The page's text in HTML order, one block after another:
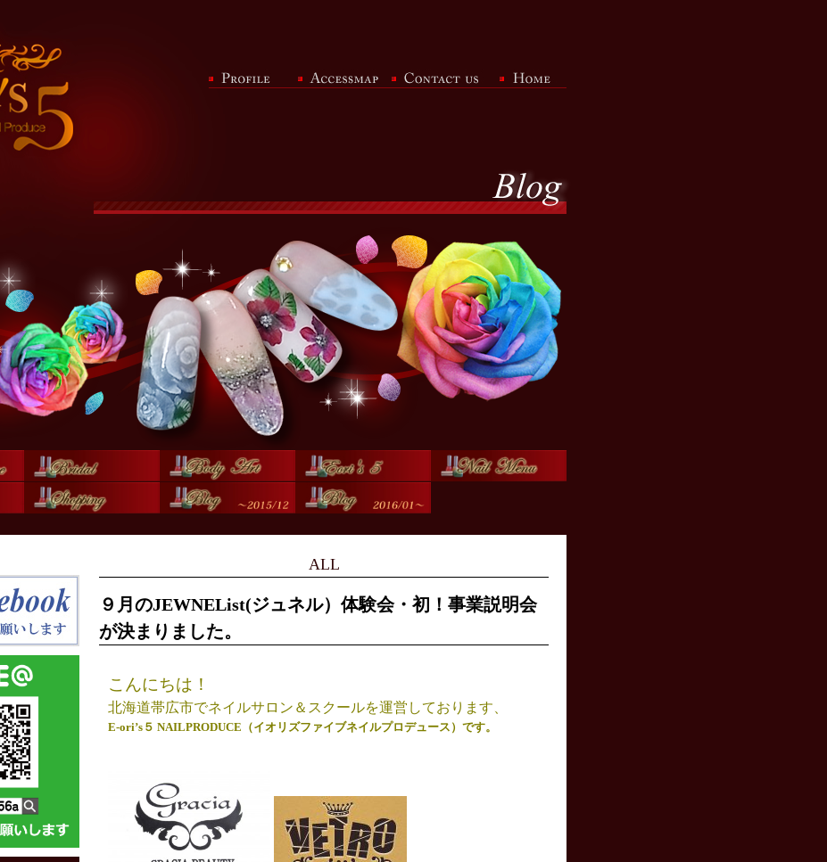
ALL
９月のJEWNEList(ジュネル）体験会・初！事業説明会
が決まりました。
こんにちは！
北海道帯広市でネイルサロン＆スクールを運営しております、
E-ori’s５ NAILPRODUCE（イオリズファイブネイルプロデュース）です。